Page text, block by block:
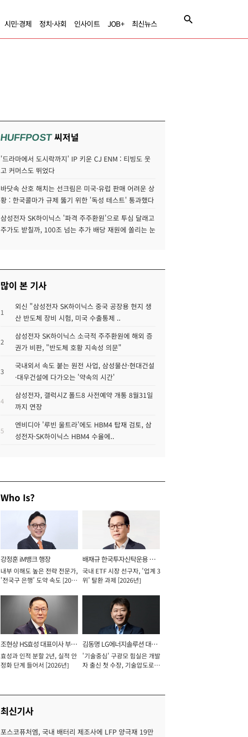
시민·경제 정치·사회 인사이트 JOB+ 최신뉴스
HUFFPOST씨저널
'드라마에서 도시락까지' IP 키운 CJ ENM : 티빙도 웃
고 커머스도 뛰었다
바닷속 산호 해치는 선크림은 미국·유럽 판매 어려운 상
황 : 한국콜마가 규제 뚫기 위한 '독성 테스트' 통과했다
삼성전자 SK하이닉스 '파격 주주환원'으로 투심 달래고
주가도 받칠까, 100조 넘는 추가 배당 재원에 쏠리는 눈
많이 본 기사
1
외신 "삼성전자 SK하이닉스 중국 공장용 현지 생
산 반도체 장비 시험, 미국 수출통제 ..
2
삼성전자 SK하이닉스 소극적 주주환원에 해외 증
권가 비판, "반도체 호황 지속성 의문"
3
국내외서 속도 붙는 원전 사업, 삼성물산·현대건설
·대우건설에 다가오는 '약속의 시간'
4
삼성전자, 갤럭시Z 폴드8 사전예약 개통 8월31일
까지 연장
5
엔비디아 '루빈 울트라'에도 HBM4 탑재 검토, 삼
성전자·SK하이닉스 HBM4 수율에..
Who Is?
강정훈 iM뱅크 행장
내부 이해도 높은 전략 전문가,
'전국구 은행' 도약 속도 [2026
배재규 한국투자신탁운용 대
표이사 사장
국내 ETF 시장 선구자, '업계 3
위' 탈환 과제 [2026년]
조현상 HS효성 대표이사 부회
장
효성과 인적 분할 2년, 실적 안
정화 단계 들어서 [2026년]
김동명 LG에너지솔루션 대표
이사 사장
'기술중심' 구광모 힘실은 개발
자 출신 첫 수장, 기술압도로
최신기사
포스코퓨처엠, 국내 배터리 제조사에 LFP 양극재 19만